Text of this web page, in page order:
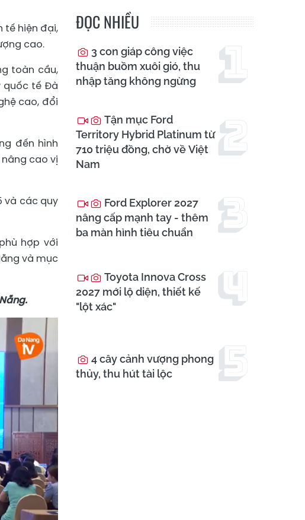
tế hiện đại,
cao.
toàn cầu,
quốc tế Đà
cao, đổi
đến hình
cao vị
và các quy
hợp với
và mục
ĐỌC NHIỀU
3 con giáp công việc
thuận buồm xuôi gió, thu
nhập tăng không ngừng
Tận mục Ford
Territory Hybrid Platinum từ
710 triệu đồng, chờ về Việt
Nam
Ford Explorer 2027
nâng cấp mạnh tay - thêm
ba màn hình tiêu chuẩn
Toyota Innova Cross
2027 mới lộ diện, thiết kế
"lột xác"
4 cây cảnh vượng phong
thủy, thu hút tài lộc